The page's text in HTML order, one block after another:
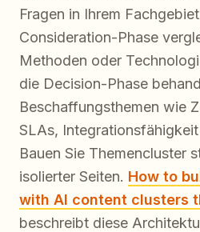
Fragen in Ihrem
Consideration-Phase
Methoden oder
die Decision-Phase
Beschaffungsthemen wie
SLAs,
Bauen Sie Themencluster
isolierter Seiten. How to
with AI content clusters
beschreibt diese